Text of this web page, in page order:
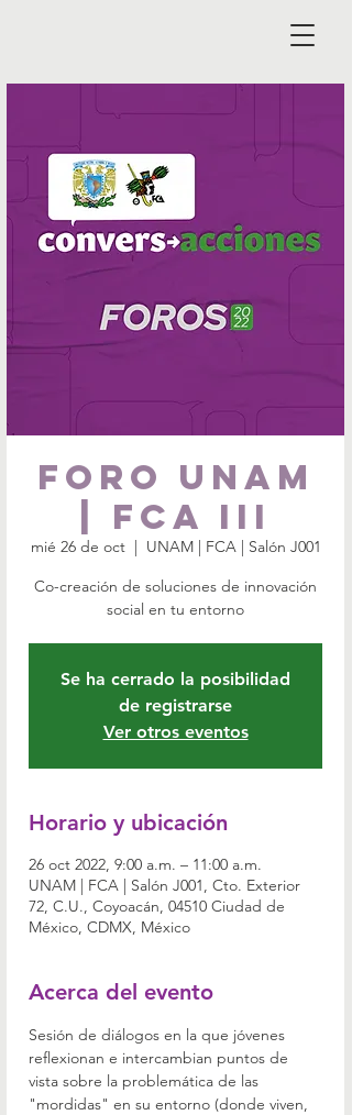
Foro UNAM
| FCA III
mié 26 de oct
  |
UNAM | FCA | Salón J001
Co-creación de soluciones de innovación
social en tu entorno
Se ha cerrado la posibilidad
de registrarse
Ver otros eventos
Horario y ubicación
26 oct 2022, 9:00 a.m. – 11:00 a.m.
UNAM | FCA | Salón J001, Cto. Exterior
72, C.U., Coyoacán, 04510 Ciudad de
México, CDMX, México
Acerca del evento
Sesión de diálogos en la que jóvenes
reflexionan e intercambian puntos de
vista sobre la problemática de las
"mordidas" en su entorno (donde viven,